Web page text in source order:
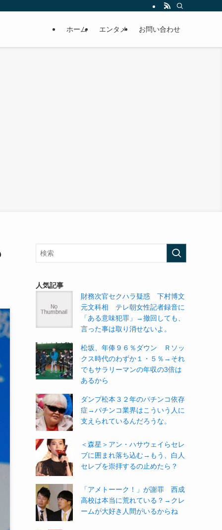
ホーム エンタメ お問い合わせ
人気記事
財務次官セクハラ疑惑 下村博文
元文科相 テレ朝女性記者録音に
「ある意味犯罪」→撤回しても、
言った事は取り消せないよ。
松坂、年俸９６％ダウン Ｒソッ
クス時代のわずか１・５％→それ
でもサラリーマンの年収の3倍は
あるから
ダンプ松本３２年のパチンコ依存
症→パチンコ業界はこういう人に
支えられているんだろうな。
＜森星＞アン・ハサウェイらセレ
ブに囲まれ落ち込む→もう、白人
セレブを崇拝するの止めたら？
「アメトーーク！」が謝罪 西成
高校は本当に荒れている？→クレ
ームが大好き人間がいるからね